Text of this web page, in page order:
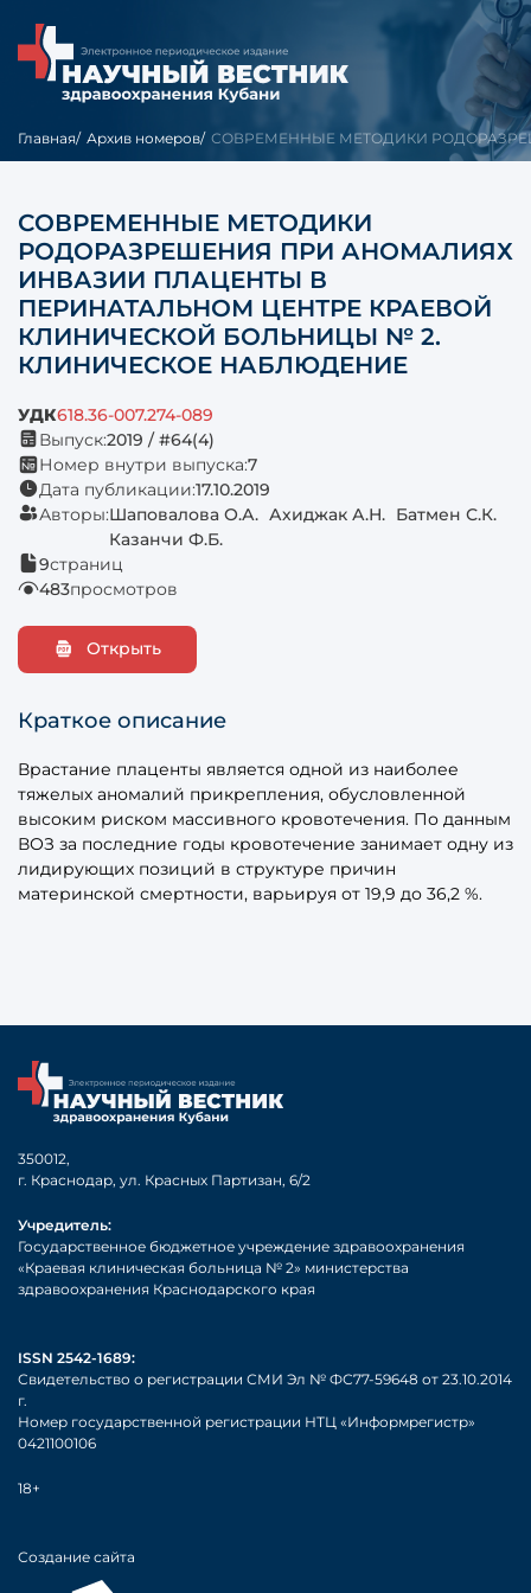
Главная Архив номеров СОВРЕМЕННЫЕ МЕТОДИКИ
СОВРЕМЕННЫЕ МЕТОДИКИ
РОДОРАЗРЕШЕНИЯ ПРИ АНОМАЛИЯХ
ИНВАЗИИ ПЛАЦЕНТЫ В
ПЕРИНАТАЛЬНОМ ЦЕНТРЕ КРАЕВОЙ
КЛИНИЧЕСКОЙ БОЛЬНИЦЫ № 2.
КЛИНИЧЕСКОЕ НАБЛЮДЕНИЕ
УДК618.36-007.274-089
Выпуск:2019 / #64(4)
Номер внутри выпуска:7
Дата публикации:17.10.2019
Авторы:Шаповалова О.А. Ахиджак А.Н. Батмен С.К.
Казанчи Ф.Б.
9страниц
483просмотров
Открыть
Краткое описание
Врастание плаценты является одной из наиболее
тяжелых аномалий прикрепления, обусловленной
высоким риском массивного кровотечения. По данным
ВОЗ за последние годы кровотечение занимает одну из
лидирующих позиций в структуре причин
материнской смертности, варьируя от 19,9 до 36,2 %.
350012,
г. Краснодар, ул. Красных Партизан, 6/2
Учредитель:
Государственное бюджетное учреждение здравоохранения
«Краевая клиническая больница № 2» министерства
здравоохранения Краснодарского края
ISSN 2542-1689:
Свидетельство о регистрации СМИ Эл № ФС77-59648 от 23.10.2014
г.
Номер государственной регистрации НТЦ «Информрегистр»
0421100106
18+
Создание сайта